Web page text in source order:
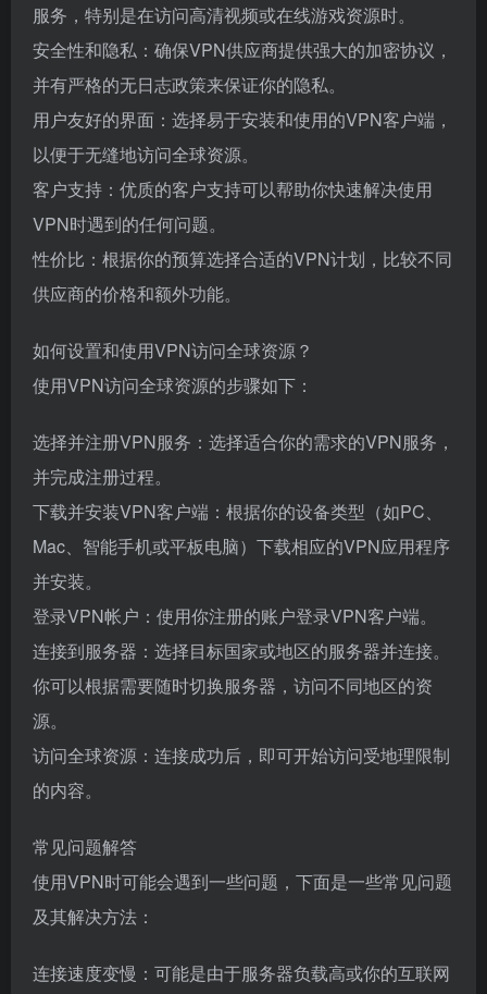
服务，特别是在访问高清视频或在线游戏资源时。
安全性和隐私：确保VPN供应商提供强大的加密协议，
并有严格的无日志政策来保证你的隐私。
用户友好的界面：选择易于安装和使用的VPN客户端，
以便于无缝地访问全球资源。
客户支持：优质的客户支持可以帮助你快速解决使用
VPN时遇到的任何问题。
性价比：根据你的预算选择合适的VPN计划，比较不同
供应商的价格和额外功能。
如何设置和使用VPN访问全球资源？
使用VPN访问全球资源的步骤如下：
选择并注册VPN服务：选择适合你的需求的VPN服务，
并完成注册过程。
下载并安装VPN客户端：根据你的设备类型（如PC、
Mac、智能手机或平板电脑）下载相应的VPN应用程序
并安装。
登录VPN帐户：使用你注册的账户登录VPN客户端。
连接到服务器：选择目标国家或地区的服务器并连接。
你可以根据需要随时切换服务器，访问不同地区的资
源。
访问全球资源：连接成功后，即可开始访问受地理限制
的内容。
常见问题解答
使用VPN时可能会遇到一些问题，下面是一些常见问题
及其解决方法：
连接速度变慢：可能是由于服务器负载高或你的互联网